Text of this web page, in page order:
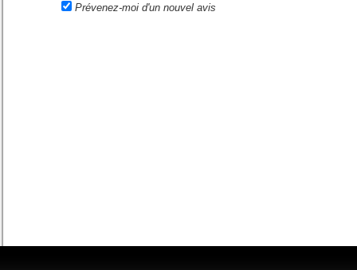
Prévenez-moi d'un nouvel avis